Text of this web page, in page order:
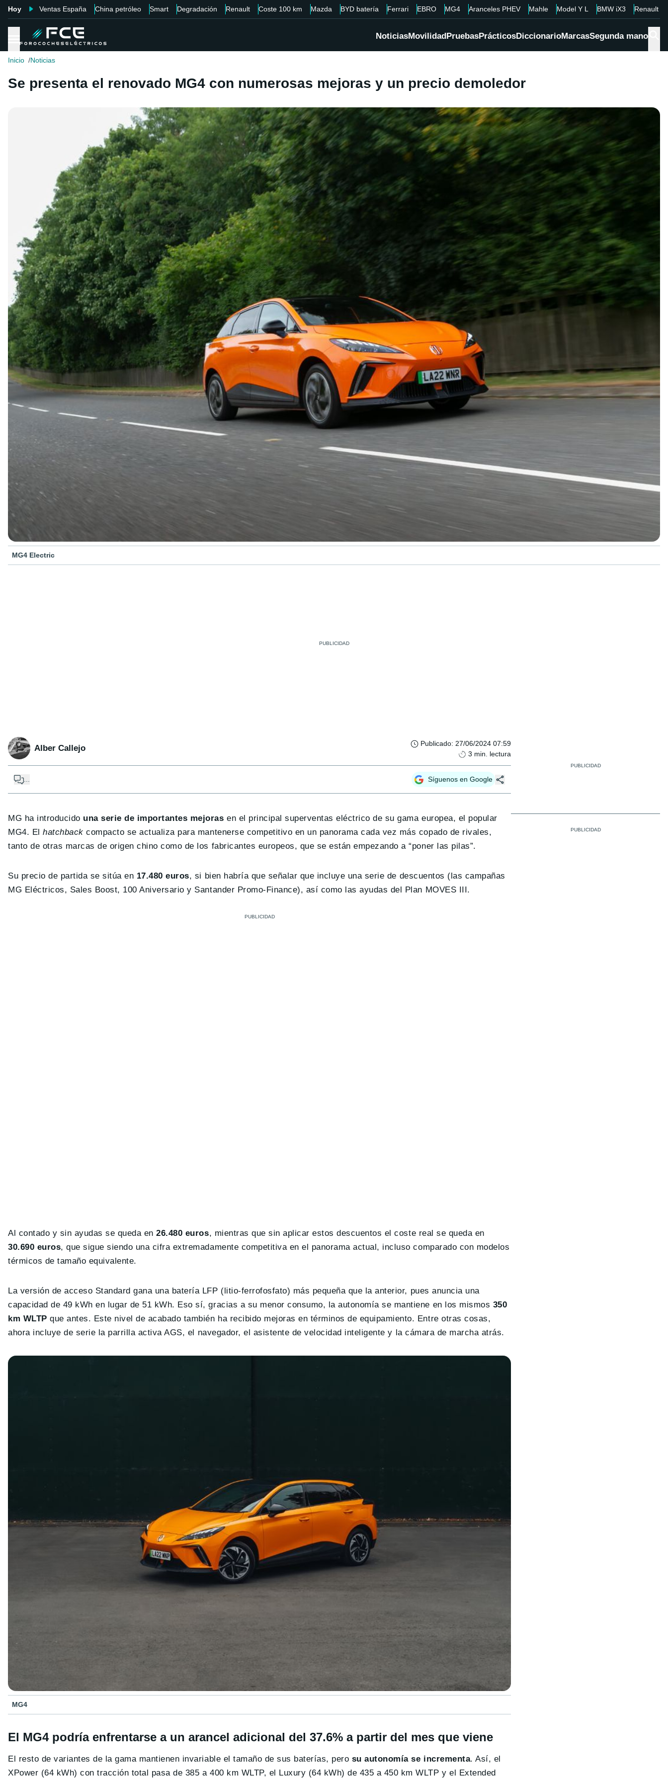
Hoy Ventas España China petróleo Smart Degradación Renault Coste 100 km Mazda BYD batería Ferrari EBRO MG4 Aranceles PHEV Mahle Model Y L BMW iX3 Renault
NoticiasMovilidadPruebasPrácticosDiccionarioMarcasSegunda mano
Inicio Noticias
Se presenta el renovado MG4 con numerosas mejoras y un precio demoledor
MG4 Electric
Alber Callejo Publicado: 27/06/2024 07:59
3 min. lectura
... Síguenos en Google
MG ha introducido una serie de importantes mejoras en el principal superventas eléctrico de su gama europea, el popular
MG4. Elhatchbackcompacto se actualiza para mantenerse competitivo en un panorama cada vez más copado de rivales,
tanto de otras marcas de origen chino como de los fabricantes europeos, que se están empezando a “poner las pilas”.
Su precio de partida se sitúa en 17.480 euros, si bien habría que señalar que incluye una serie de descuentos (las campañas
MG Eléctricos, Sales Boost, 100 Aniversario y Santander Promo-Finance), así como las ayudas del Plan MOVES III.
Al contado y sin ayudas se queda en26.480 euros, mientras que sin aplicar estos descuentos el coste real se queda en
30.690 euros, que sigue siendo una cifra extremadamente competitiva en el panorama actual, incluso comparado con modelos
térmicos de tamaño equivalente.
La versión de acceso Standard gana una batería LFP (litio-ferrofosfato) más pequeña que la anterior, pues anuncia una
capacidad de 49 kWh en lugar de 51 kWh. Eso sí, gracias a su menor consumo, la autonomía se mantiene en los mismos 350
km WLTP que antes. Este nivel de acabado también ha recibido mejoras en términos de equipamiento. Entre otras cosas,
ahora incluye de serie la parrilla activa AGS, el navegador, el asistente de velocidad inteligente y la cámara de marcha atrás.
MG4
El MG4 podría enfrentarse a un arancel adicional del 37.6% a partir del mes que viene
El resto de variantes de la gama mantienen invariable el tamaño de sus baterías, pero su autonomía se incrementa. Así, el
XPower (64 kWh) con tracción total pasa de 385 a 400 km WLTP, el Luxury (64 kWh) de 435 a 450 km WLTP y el Extended